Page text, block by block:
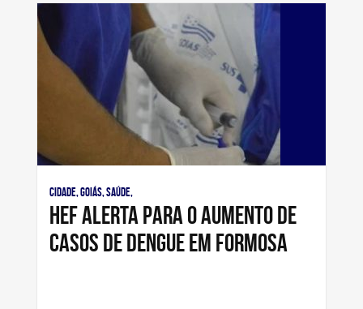
Cidade, Goiás, Saúde,
HEF alerta para o aumento de
casos de dengue em Formosa